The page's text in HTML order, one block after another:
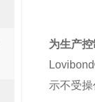
为生产
示不受